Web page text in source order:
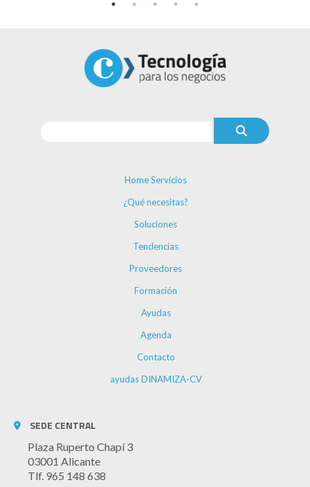
Home Servicios
¿Qué necesitas?
Soluciones
Tendencias
Proveedores
Formación
Ayudas
Agenda
Contacto
ayudas DINAMIZA-CV
SEDE CENTRAL
Plaza Ruperto Chapí 3
03001 Alicante
Tlf. 965 148 638